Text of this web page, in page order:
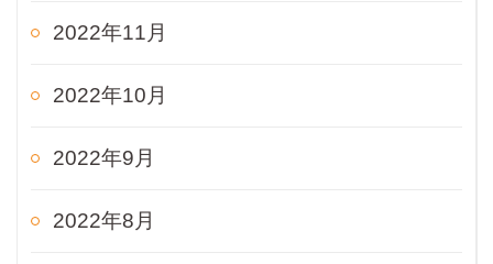
2022年11月
2022年10月
2022年9月
2022年8月